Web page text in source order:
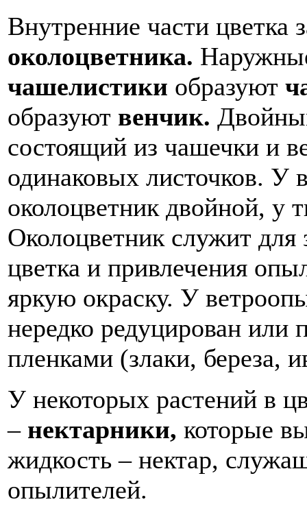
Внутренние части
околоцветника.
чашелистики образуют
образуют венчик.
состоящий из чашечки и
одинаковых листочков. У
околоцветник двойной, у
Околоцветник служит
цветка и привлечения
яркую окраску. У
нередко редуцирован или
пленками (злаки, береза,
У некоторых растений в
– нектарники, которые
жидкость – нектар,
опылителей.